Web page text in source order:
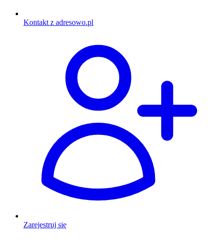
Kontakt z adresowo.pl
Zarejestruj się